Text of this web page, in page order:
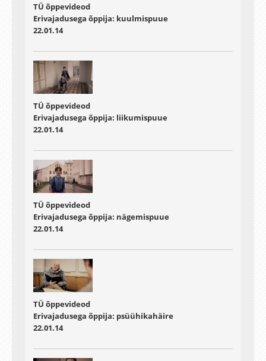
TÜ õppevideod
Erivajadusega õppija: kuulmispuue
22.01.14
TÜ õppevideod
Erivajadusega õppija: liikumispuue
22.01.14
TÜ õppevideod
Erivajadusega õppija: nägemispuue
22.01.14
TÜ õppevideod
Erivajadusega õppija: psüühikahäire
22.01.14